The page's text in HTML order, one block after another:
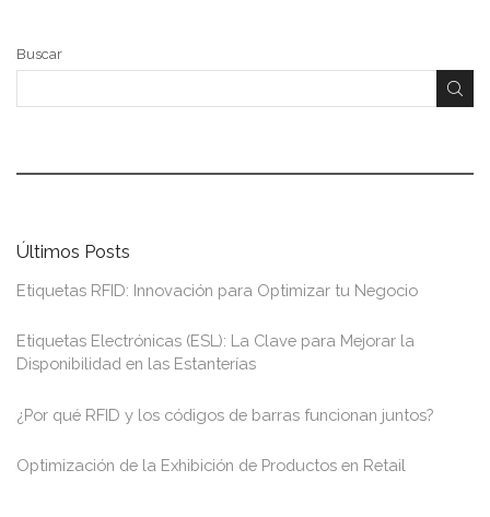
Buscar
Últimos Posts
Etiquetas RFID: Innovación para Optimizar tu Negocio
Etiquetas Electrónicas (ESL): La Clave para Mejorar la
Disponibilidad en las Estanterías
¿Por qué RFID y los códigos de barras funcionan juntos?
Optimización de la Exhibición de Productos en Retail